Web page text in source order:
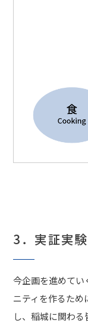
3．実証実験
今企画を進めてい
ニティを作るた
し、稲城に関わ